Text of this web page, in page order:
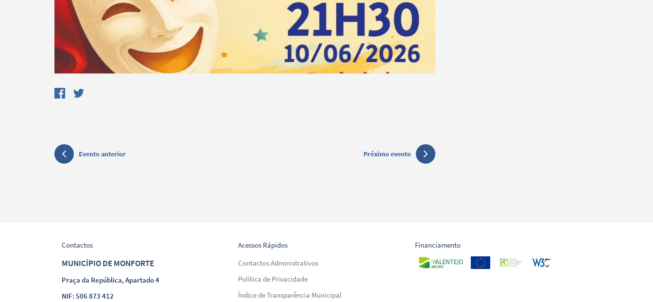
Categorias gerais
Evento anterior Próximo evento
Contactos
MUNICÍPIO DE MONFORTE
Praça da República, Apartado 4
NIF: 506 873 412
Acessos Rápidos
Contactos Administrativos
Política de Privacidade
Índice de Transparência Municipal
Financiamento